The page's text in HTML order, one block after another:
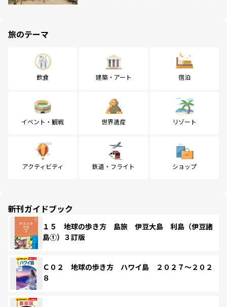
旅のテーマ
飲食 建築・アート 宿泊
イベント・観戦 世界遺産 リゾート
アクティビティ 鉄道・フライト ショップ
新刊ガイドブック
１５ 地球の歩き方 島旅 伊豆大島 利島（伊豆諸
島①）３訂版
Ｃ０２ 地球の歩き方 ハワイ島 ２０２７～２０２
８